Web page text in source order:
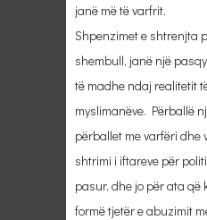
janë më të varfrit.
Shpenzimet e shtrenjta
shembull, janë një
të madhe ndaj realitetit
myslimanëve. Përballë
përballet me varfëri dhe
shtrimi i iftareve për
pasur, dhe jo për ata që
formë tjetër e abuzimit